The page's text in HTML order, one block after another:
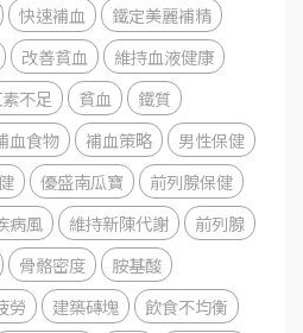
快速補血
鐵定美麗補精
改善貧血
維持血液健康
不足 貧血
鐵質
血食物 補血策略
男性保健
優盛南瓜寶
前列腺保健
病風 維持新陳代謝
前列腺
骨骼密度
胺基酸
勞 建築磚塊 飲食不均衡